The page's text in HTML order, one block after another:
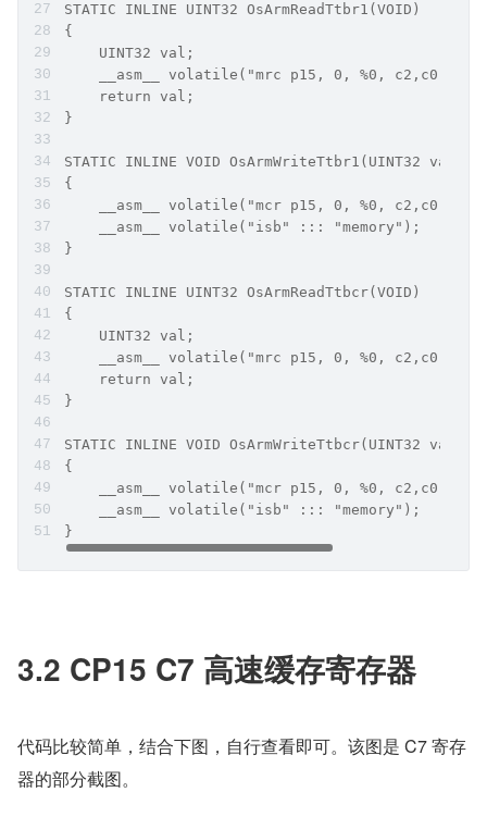
STATIC INLINE UINT32 OsArmReadTtbr1(VOID)
{
    UINT32 val;
__asm__ volatile("mrc p15, 0, %0, c2,c0,1" :
    return val;
}
STATIC INLINE VOID OsArmWriteTtbr1(UINT32 val)
{
__asm__ volatile("mcr p15, 0, %0, c2,c0,1"
    __asm__ volatile("isb" ::: "memory");
}
STATIC INLINE UINT32 OsArmReadTtbcr(VOID)
{
    UINT32 val;
__asm__ volatile("mrc p15, 0, %0, c2,c0,2" :
    return val;
}
STATIC INLINE VOID OsArmWriteTtbcr(UINT32 val)
{
__asm__ volatile("mcr p15, 0, %0, c2,c0,2"
    __asm__ volatile("isb" ::: "memory");
}
3.2 CP15 C7 高速缓存寄存器
代码比较简单，结合下图，自行查看即可。该图是 C7 寄存
器的部分截图。